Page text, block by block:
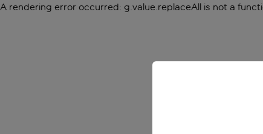
A rendering error occurred: g.value.replaceAll is not a